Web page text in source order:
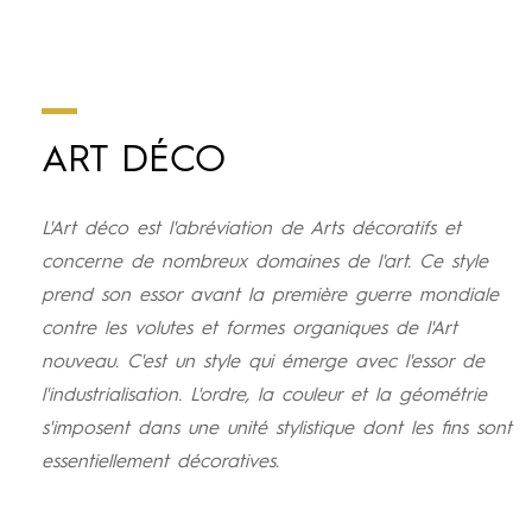
ART DÉCO
L'Art déco est l'abréviation de Arts décoratifs et
concerne de nombreux domaines de l'art. Ce style
prend son essor avant la première guerre mondiale
contre les volutes et formes organiques de l'Art
nouveau. C'est un style qui émerge avec l'essor de
l'industrialisation. L'ordre, la couleur et la géométrie
s'imposent dans une unité stylistique dont les fins sont
essentiellement décoratives.